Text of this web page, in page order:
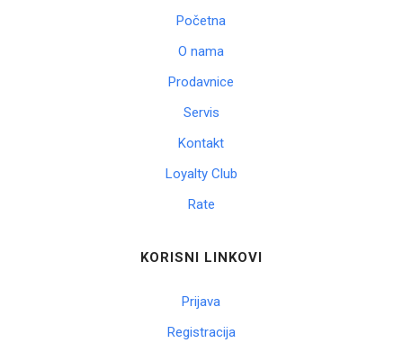
Početna
O nama
Prodavnice
Servis
Kontakt
Loyalty Club
Rate
KORISNI LINKOVI
Prijava
Registracija